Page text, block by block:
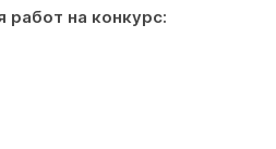
работ на конкурс: